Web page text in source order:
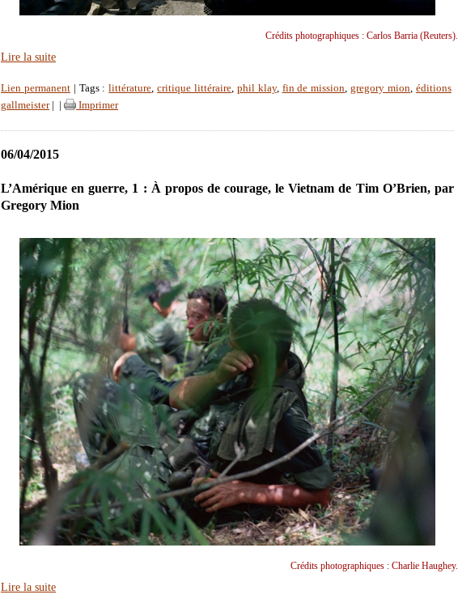
Crédits photographiques : Carlos Barria (Reuters).
Lire la suite
Lien permanent| Tags :littérature,critique littéraire, phil klay, fin de mission,gregory mion, éditions
gallmeister| Imprimer
06/04/2015
L’Amérique en guerre, 1 : À propos de courage, le Vietnam de Tim O’Brien, par
Gregory Mion
Crédits photographiques : Charlie Haughey.
Lire la suite